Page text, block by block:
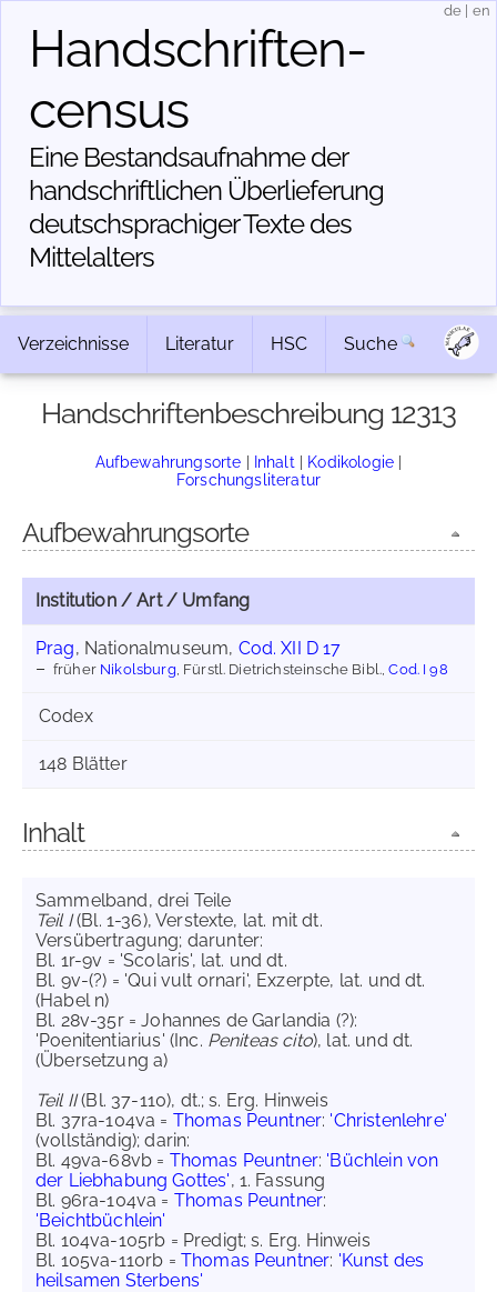
Handschriften­
census
Eine Bestandsaufnahme der
handschriftlichen Über­lieferung
deutschsprachiger Texte des
Mittelalters
de en
Verzeichnisse Literatur HSC Suche
Handschriftenbeschreibung 12313
Aufbewahrungsorte | Inhalt | Kodikologie |
Forschungsliteratur
Aufbewahrungsorte
Institution / Art / Umfang
Prag, Nationalmuseum, Cod. XII D 17
früher Nikolsburg , Fürstl. Dietrichsteinsche Bibl.,Cod. I 98
Codex
148 Blätter
Inhalt
Sammelband, drei Teile
Teil I(Bl. 1-36), Verstexte, lat. mit dt.
Versübertragung; darunter:
Bl. 1r-9v = 'Scolaris', lat. und dt.
Bl. 9v-(?) = 'Qui vult ornari', Exzerpte, lat. und dt.
(Habel n)
Bl. 28v-35r = Johannes de Garlandia (?):
'Poenitentiarius' (Inc. Peniteas cito), lat. und dt.
(Übersetzung a)
Teil II(Bl. 37-110), dt.; s. Erg. Hinweis
Bl. 37ra-104va = Thomas Peuntner: 'Christenlehre'
(vollständig); darin:
Bl. 49va-68vb = Thomas Peuntner: 'Büchlein von
der Liebhabung Gottes', 1. Fassung
Bl. 96ra-104va = Thomas Peuntner:
'Beichtbüchlein'
Bl. 104va-105rb = Predigt; s. Erg. Hinweis
Bl. 105va-110rb = Thomas Peuntner: 'Kunst des
heilsamen Sterbens'